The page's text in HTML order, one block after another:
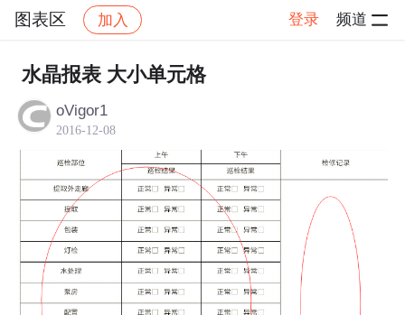
图表区 加入 登录 频道
社区 图表区 帖子详情
水晶报表 大小单元格
oVigor1
2016-12-08